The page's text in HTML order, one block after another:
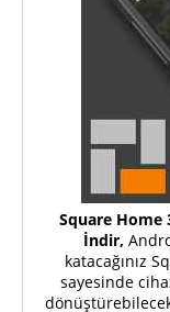
Square Home
İndir,
katacağınız
sayesinde